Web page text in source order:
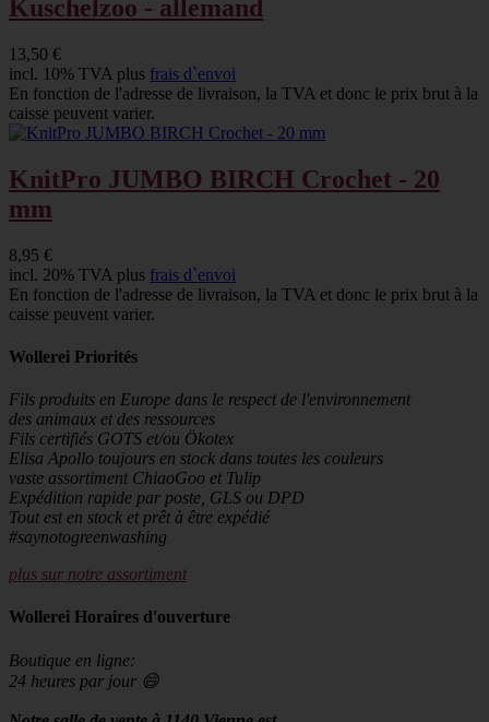
Kuschelzoo - allemand
13,50 €
incl. 10% TVA plus frais d`envoi
En fonction de l'adresse de livraison, la TVA et donc le prix brut à la
caisse peuvent varier.
KnitPro JUMBO BIRCH Crochet - 20
mm
8,95 €
incl. 20% TVA plus frais d`envoi
En fonction de l'adresse de livraison, la TVA et donc le prix brut à la
caisse peuvent varier.
Wollerei Priorités
Fils produits en Europe dans le respect de l'environnement
des animaux et des ressources
Fils certifiés GOTS et/ou Ökotex
Elisa Apollo toujours en stock dans toutes les couleurs
vaste assortiment ChiaoGoo et Tulip
Expédition rapide par poste, GLS ou DPD
Tout est en stock et prêt à être expédié
#saynotogreenwashing
plus sur notre assortiment
Wollerei Horaires d'ouverture
Boutique en ligne:
24 heures par jour 😄